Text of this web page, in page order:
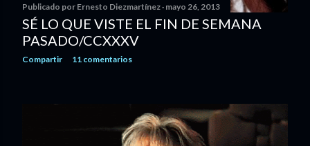
Publicado por Ernesto Diezmartínez mayo 26, 2013
SÉ LO QUE VISTE EL FIN DE SEMANA
PASADO/CCXXXV
Compartir 11 comentarios